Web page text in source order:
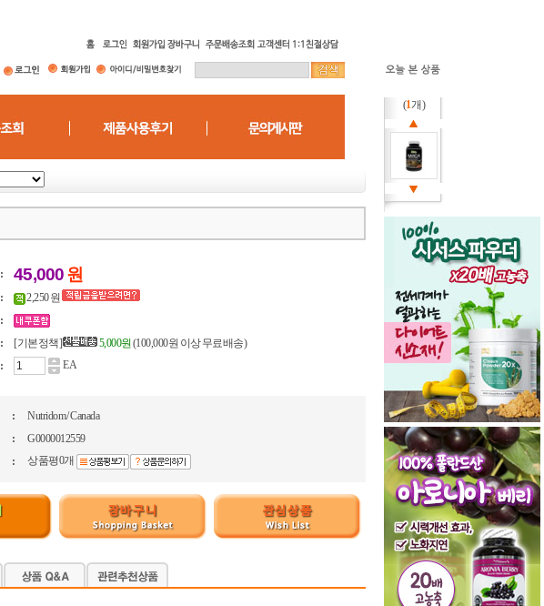
: 45,000원
:
2,250 원
:
: [기본정책] 5,000원 (100,000원 이상 무료배송)
: EA
:
Nutridom / Canada
:
G0000012559
: 상품평0개
(1개)